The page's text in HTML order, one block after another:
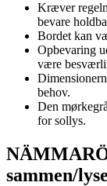
Kræver
bevare
Bordet kan
Opbevaring
være
behov.
Den
for sollys.
sammen/